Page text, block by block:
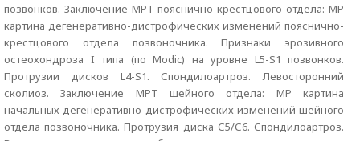
позвонков. Заключение МРТ пояснично-крестцового отдела: МР
картина дегенеративно-дистрофических изменений пояснично-
крестцового отдела позвоночника. Признаки эрозивного
остеохондроза I типа (по Modic) на уровне L5-S1 позвонков.
Протрузии дисков L4-S1. Спондилоартроз. Левосторонний
сколиоз. Заключение МРТ шейного отдела: МР картина
начальных дегенеративно-дистрофических изменений шейного
отдела позвоночника. Протрузия диска С5/С6. Спондилоартроз.